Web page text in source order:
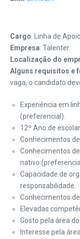
Cargo: Linha de
Empresa: Talenter.
Localização do
Alguns requisitos e
vaga, o candidato
Experiência em
(preferencial).
12º Ano de
Conhecimentos
Conhecimentos
nativo
Capacidade de
responsabilidade.
Conhecimentos
Elevadas
Gosto pela área
Interesse pela